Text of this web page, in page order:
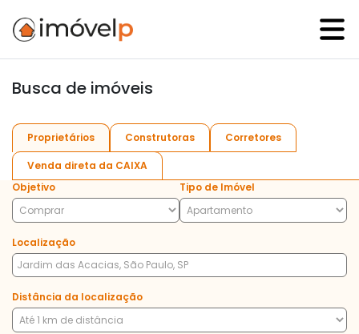
Busca de imóveis
Proprietários Construtoras Corretores
Venda direta da CAIXA
Objetivo
Tipo de Imóvel
Localização
Distância da localização